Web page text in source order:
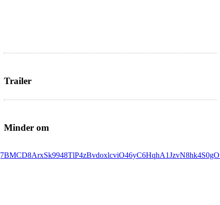
Trailer
Minder om